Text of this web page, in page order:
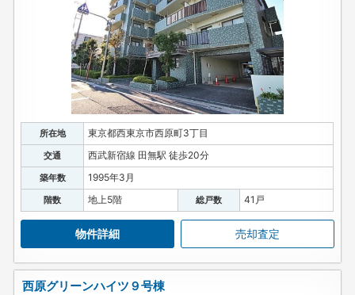
所在地 東京都西東京市西原町3丁目
交通 西武新宿線 田無駅 徒歩20分
築年数 1995年3月
階数 地上5階 総戸数 41戸
物件詳細 売却査定
西原グリーンハイツ９号棟